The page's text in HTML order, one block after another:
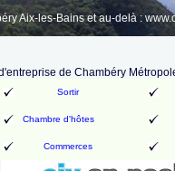
Aix-les-Bains et au-delà :
de Chambéry
Sortir
Chambre d'hôtes
Commerces